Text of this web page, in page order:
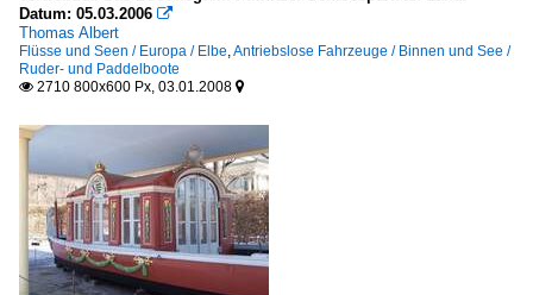
Datum: 05.03.2006 
Thomas Albert
Flüsse und Seen / Europa / Elbe,Antriebslose Fahrzeuge / Binnen und See /
Ruder- und Paddelboote
 2710 800x600 Px, 03.01.2008 